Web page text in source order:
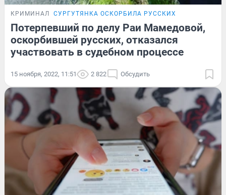
КРИМИНАЛ СУРГУТЯНКА ОСКОРБИЛА РУССКИХ
Потерпевший по делу Раи Мамедовой,
оскорбившей русских, отказался
участвовать в судебном процессе
15 ноября, 2022, 11:51 2 822 Обсудить